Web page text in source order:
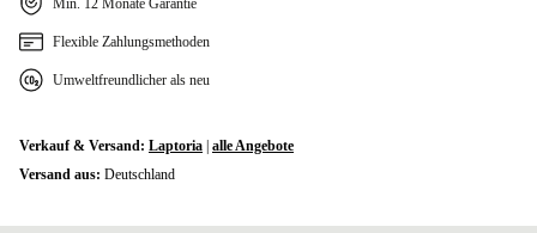
Min. 12 Monate Garantie
Flexible Zahlungsmethoden
Umweltfreundlicher als neu
Verkauf & Versand: Laptoria alle Angebote
Versand aus: Deutschland